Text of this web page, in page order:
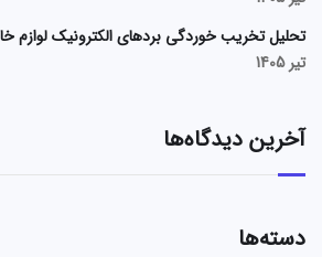
تحلیل تخریب خوردگی بردهای الکترونیک لوازم
تیر 1405
آخرین دیدگاه‌ها
دسته‌ها